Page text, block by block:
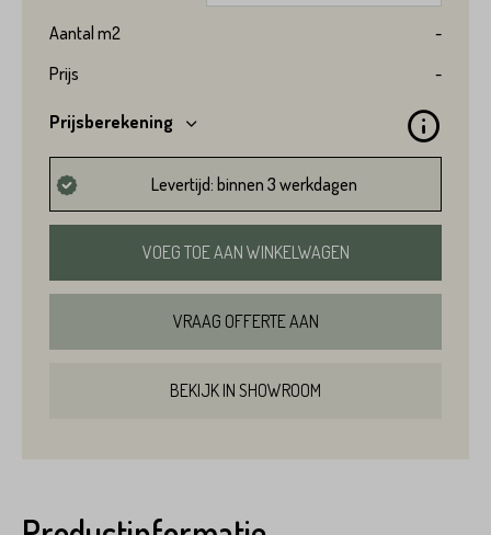
Aantal m2
-
Prijs
-
Prijsberekening
Levertijd: binnen 3 werkdagen
VOEG TOE AAN WINKELWAGEN
VRAAG OFFERTE AAN
BEKIJK IN SHOWROOM